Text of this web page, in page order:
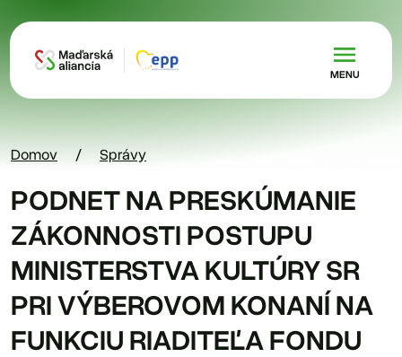
MENU
Domov Správy
PODNET NA PRESKÚMANIE
ZÁKONNOSTI POSTUPU
MINISTERSTVA KULTÚRY SR
PRI VÝBEROVOM KONANÍ NA
FUNKCIU RIADITEĽA FONDU